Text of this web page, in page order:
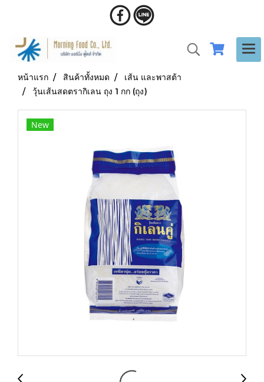
หน้าแรก สินค้าทั้งหมด
เส้น และพาสต้า
วุ้นเส้นสดตรากิเลน ถุง 1 กก (ถุง)
New